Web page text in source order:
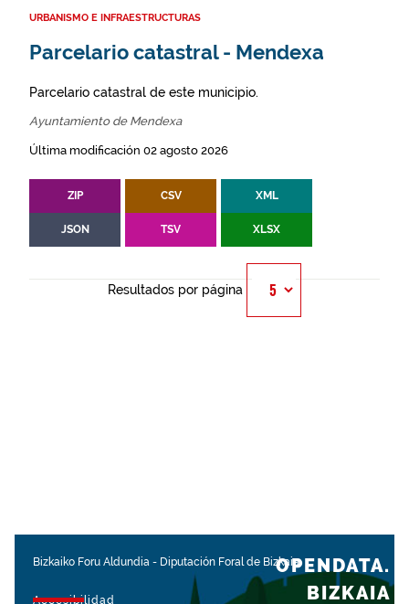
URBANISMO E INFRAESTRUCTURAS
Parcelario catastral - Mendexa
Parcelario catastral de este municipio.
Ayuntamiento de Mendexa
Última modificación 02 agosto 2026
ZIP CSV XML
JSON TSV XLSX
Resultados por página
Bizkaiko Foru Aldundia - Diputación Foral de Bizkaia
Accesibilidad
OPENDATA.
BIZKAIA